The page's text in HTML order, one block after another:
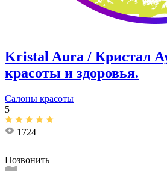
Kristal Aura / Кристал
красоты и здоровья.
Салоны красоты
5
1724
Позвонить